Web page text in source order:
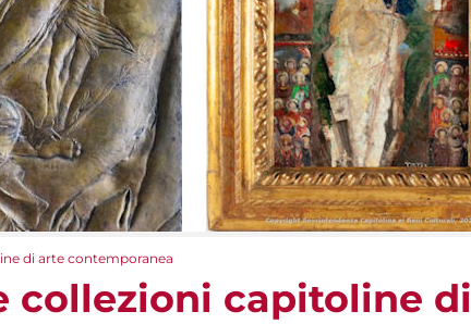
di arte contemporanea
collezioni capitoline di